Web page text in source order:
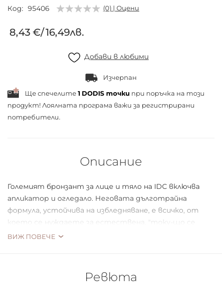
Код 95406 (0) | Оцени
8,43 €/16,49лв.
Добави в любими
Изчерпан
Ще спечелите1 DODIS точки при поръчка на този
продукт! Лоялната програма важи за регистрирани
потребители.
Описание
Големият бронзант за лице и тяло на IDC включва
апликатор и огледало. Неговата дълготрайна
формула, устойчива на избледняване, е всичко, от
което се нуждаете за естествена, "току-що се
върнала от ваканцията" визия. Неговият блясък
ВИЖ ПОВЕЧЕ
Ревюта